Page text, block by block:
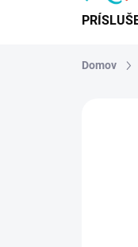
Domov